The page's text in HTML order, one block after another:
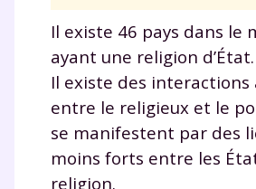
Il existe 46 pays dans le
ayant une religion d’État.
Il existe des interactions
entre le religieux et le
se manifestent par des
moins forts entre les
religion.